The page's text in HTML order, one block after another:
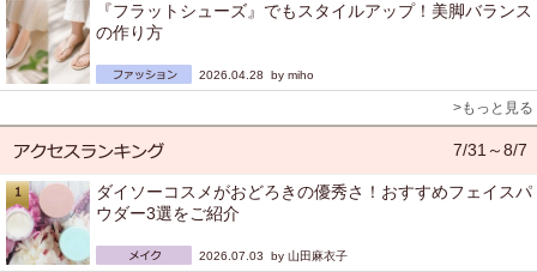
『フラットシューズ』でもスタイルアップ！美脚バランス
の作り方
2026.04.28 by miho
>もっと見る
7/31～8/7
ダイソーコスメがおどろきの優秀さ！おすすめフェイスパ
ウダー3選をご紹介
2026.07.03 by 山田麻衣子